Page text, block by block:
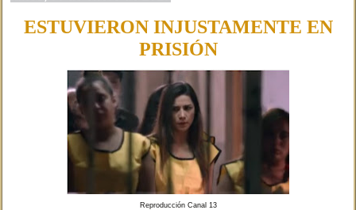
ESTUVIERON INJUSTAMENTE EN
PRISIÓN
Reproducción Canal 13